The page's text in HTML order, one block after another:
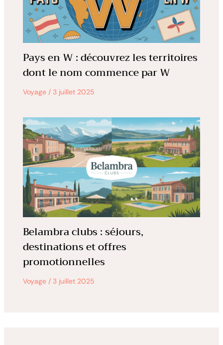
Pays en W : découvrez les territoires
dont le nom commence par W
Voyage/ 3 juillet 2025
Belambra clubs : séjours,
destinations et offres
promotionnelles
Voyage/ 3 juillet 2025